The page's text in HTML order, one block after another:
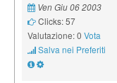
Ven Giu 06 2003
Clicks: 57
Valutazione: 0 Vota
Salva nei Preferiti